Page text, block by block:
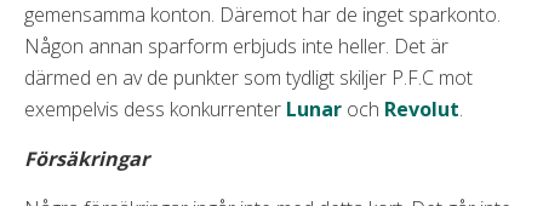
gemensamma konton. Däremot har de inget sparkonto.
Någon annan sparform erbjuds inte heller. Det är
därmed en av de punkter som tydligt skiljer P.F.C mot
exempelvis dess konkurrenter Lunar och Revolut.
Försäkringar